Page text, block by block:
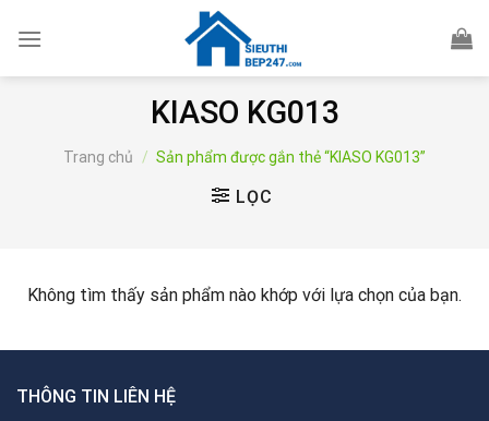
KIASO KG013
Trang chủ / Sản phẩm được gắn thẻ “KIASO KG013”
LỌC
Không tìm thấy sản phẩm nào khớp với lựa chọn của bạn.
THÔNG TIN LIÊN HỆ